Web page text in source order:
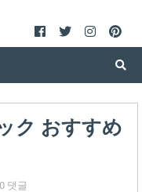
ク おすすめ
0 댓글